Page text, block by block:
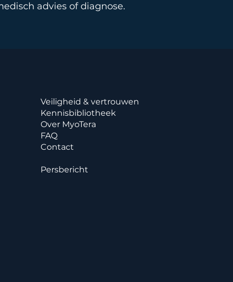
advies of diagnose.
Veiligheid & vertrouwen
Kennisbibliotheek
Over MyoTera
FAQ
Contact
Persbericht